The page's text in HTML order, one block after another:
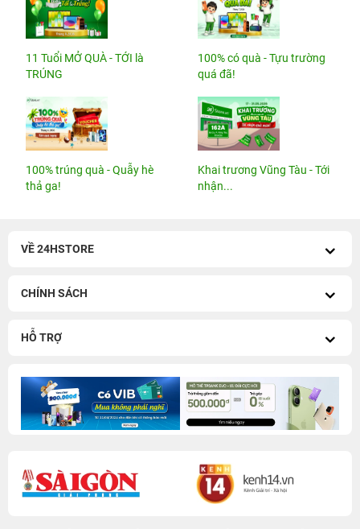
11 Tuổi MỞ QUÀ - TỚI là
TRÚNG
100% có quà - Tựu trường
quá đã!
100% trúng quà - Quẫy hè
thả ga!
Khai trương Vũng Tàu - Tới
nhận...
VỀ 24HSTORE
CHÍNH SÁCH
HỖ TRỢ